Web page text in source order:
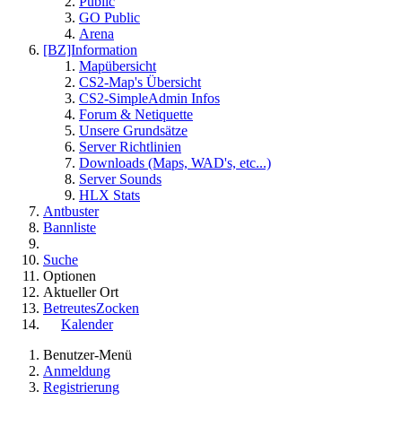
GO Public
Arena
[BZ]Information
Mapübersicht
CS2-Map's Übersicht
CS2-SimpleAdmin Infos
Forum & Netiquette
Unsere Grundsätze
Server Richtlinien
Downloads (Maps, WAD's, etc...)
Server Sounds
HLX Stats
Antbuster
Bannliste
Suche
Optionen
Aktueller Ort
BetreutesZocken
Kalender
Benutzer-Menü
Anmeldung
Registrierung